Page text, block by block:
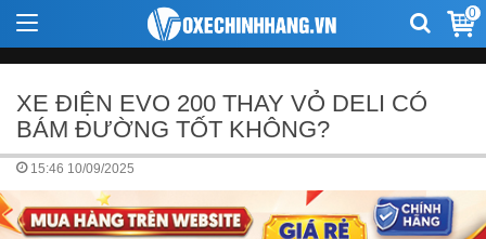
0
XE ĐIỆN EVO 200 THAY VỎ DELI CÓ
BÁM ĐƯỜNG TỐT KHÔNG?
15:46 10/09/2025